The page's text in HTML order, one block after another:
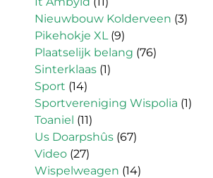
Nieuwbouw Kolderveen (3)
Pikehokje XL(9)
Plaatselijk belang (76)
Sinterklaas (1)
Sport (14)
Sportvereniging Wispolia (1)
Toaniel (11)
Us Doarpshûs (67)
Video (27)
Wispelweagen (14)